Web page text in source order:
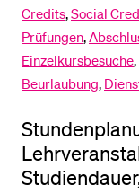
Credits,Social
Prüfungen,
Einzelkursbesuche,
Beurlaubung,
Förderer
Medien
BELIEBTE